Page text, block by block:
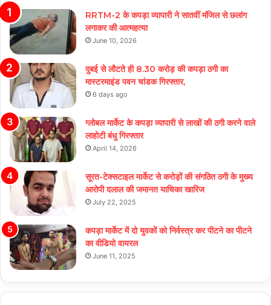
RRTM-2 के कपड़ा व्यापारी ने सातवीं मंजिल से छलांग
लगाकर की आत्महत्या
June 10, 2026
दुबई से लौटते ही 8.30 करोड़ की कपड़ा ठगी का
मास्टरमाइंड पवन चांडक गिरफ्तार,
6 days ago
ग्लोबल मार्केट के कपड़ा व्यापारी से लाखों की ठगी करने वाले
लाहोटी बंधु गिरफ्तार
April 14, 2026
सूरत-टेक्सटाइल मार्केट से करोड़ों की संगठित ठगी के मुख्य
आरोपी दलाल की जमानत याचिका खारिज
July 22, 2025
कपड़ा मार्केट में दो युवकों को निर्वस्त्र कर पीटने का पीटने
का वीडियो वायरल
June 11, 2025